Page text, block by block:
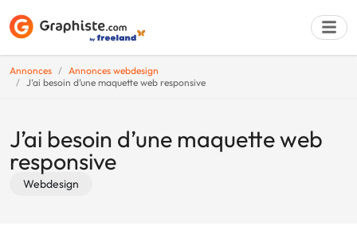
Annonces
Annonces webdesign
J’ai besoin d’une maquette web responsive
J’ai besoin d’une maquette web
responsive
Webdesign